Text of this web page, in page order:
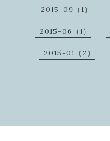
2015-09（1）
2015-06（1）
2015-01（2）